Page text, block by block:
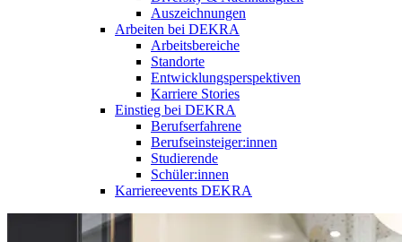
Auszeichnungen
Arbeiten bei DEKRA
Arbeitsbereiche
Standorte
Entwicklungsperspektiven
Karriere Stories
Einstieg bei DEKRA
Berufserfahrene
Berufseinsteiger:innen
Studierende
Schüler:innen
Karriereevents DEKRA